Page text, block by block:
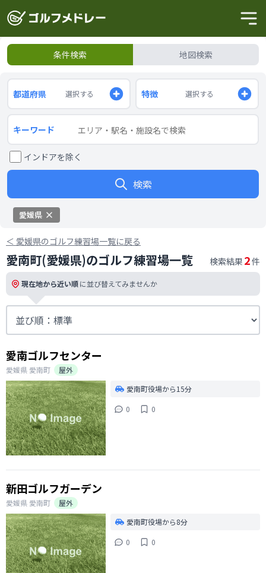
条件検索 地図検索
都道府県 選択する 特徴 選択する
キーワード
インドアを除く
検索
愛媛県
＜ 愛媛県のゴルフ練習場一覧に戻る
愛南町(愛媛県)のゴルフ練習場一覧 検索結果 2件
現在地から近い順に並び替えてみませんか
愛南ゴルフセンター
愛媛県 愛南町
屋外
愛南町役場から15分
0
0
新田ゴルフガーデン
愛媛県 愛南町
屋外
愛南町役場から8分
0
0